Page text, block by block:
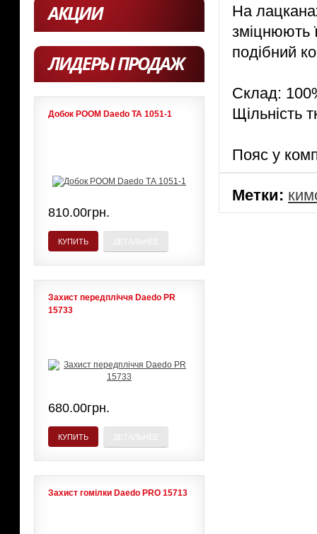
АКЦИИ
ЛИДЕРЫ ПРОДАЖ
Добок POOM Daedo ТА 1051-1
810.00грн.
КУПИТЬ
Захист передпліччя Daedo PR
15733
680.00грн.
КУПИТЬ
Захист гомілки Daedo PRO 15713
На
зміцнюють
подібний
Склад:
Щільність
Пояс у
Метки: